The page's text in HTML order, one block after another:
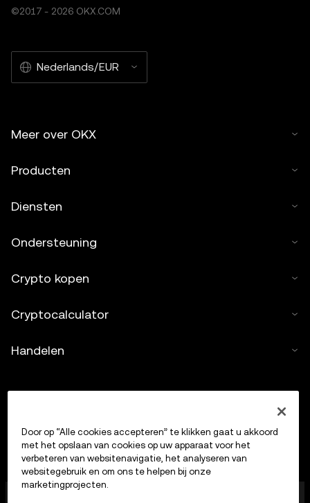
©2017 - 2026 OKX.COM
Nederlands/EUR
Meer over OKX
Producten
Diensten
Ondersteuning
Crypto kopen
Cryptocalculator
Handelen
Door op “Alle cookies accepteren” te klikken gaat u akkoord
met het opslaan van cookies op uw apparaat voor het
verbeteren van websitenavigatie, het analyseren van
websitegebruik en om ons te helpen bij onze
marketingprojecten.